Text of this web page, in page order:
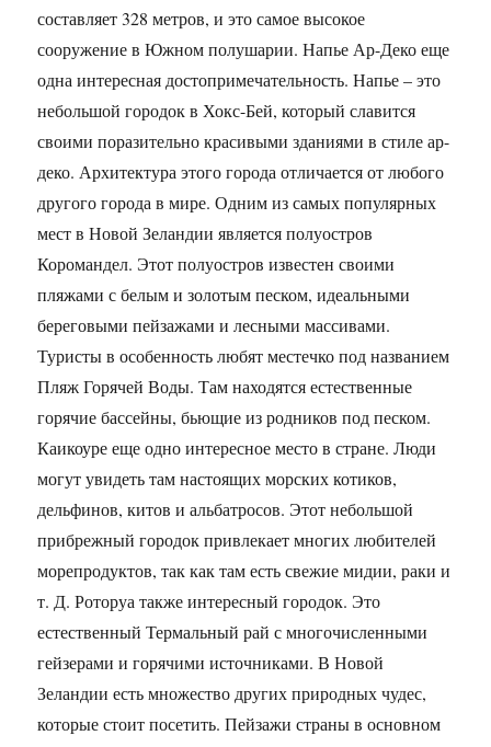
составляет 328 метров, и это самое высокое
сооружение в Южном полушарии. Напье Ар-Деко еще
одна интересная достопримечательность. Напье – это
небольшой городок в Хокс-Бей, который славится
своими поразительно красивыми зданиями в стиле ар-
деко. Архитектура этого города отличается от любого
другого города в мире. Одним из самых популярных
мест в Новой Зеландии является полуостров
Коромандел. Этот полуостров известен своими
пляжами с белым и золотым песком, идеальными
береговыми пейзажами и лесными массивами.
Туристы в особенность любят местечко под названием
Пляж Горячей Воды. Там находятся естественные
горячие бассейны, бьющие из родников под песком.
Каикоуре еще одно интересное место в стране. Люди
могут увидеть там настоящих морских котиков,
дельфинов, китов и альбатросов. Этот небольшой
прибрежный городок привлекает многих любителей
морепродуктов, так как там есть свежие мидии, раки и
т. Д. Роторуа также интересный городок. Это
естественный Термальный рай с многочисленными
гейзерами и горячими источниками. В Новой
Зеландии есть множество других природных чудес,
которые стоит посетить. Пейзажи страны в основном